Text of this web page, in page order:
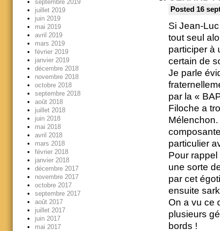
Posted 16
Si Jean-
tout seul
participer à
certain de
Je parle
par la «
Filoche a
particulier
Pour
une sorte
par cet
ensuite
On a vu ce
plusieurs
bords !
septembre 2019
juillet 2019
juin 2019
mai 2019
avril 2019
mars 2019
février 2019
janvier 2019
décembre 2018
novembre 2018
octobre 2018
septembre 2018
août 2018
juillet 2018
juin 2018
mai 2018
avril 2018
mars 2018
février 2018
janvier 2018
décembre 2017
novembre 2017
octobre 2017
septembre 2017
août 2017
juillet 2017
juin 2017
mai 2017